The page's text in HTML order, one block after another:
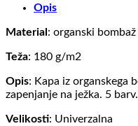
Opis
Material : organski bombaž
Teža: 180 g/m2
Opis: Kapa iz organskega
zapenjanje na ježka. 5 barv.
Velikosti: Univerzalna